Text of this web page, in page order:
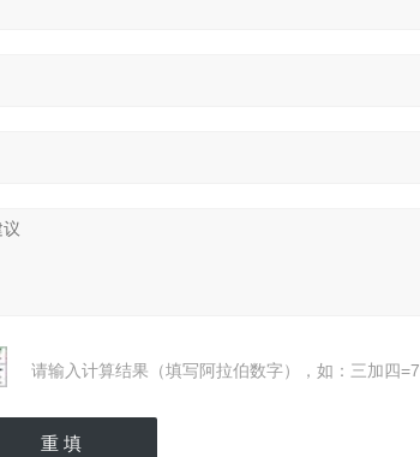
请输入计算结果（填写阿拉伯数字），如：三加四=7